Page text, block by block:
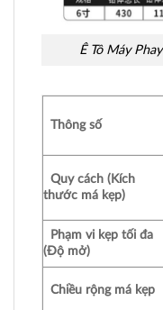
Ê Tô Máy
Thông số
Quy cách (Kích
thước má kẹp)
Phạm vi kẹp tối đa
(Độ mở)
Chiều rộng má kẹp